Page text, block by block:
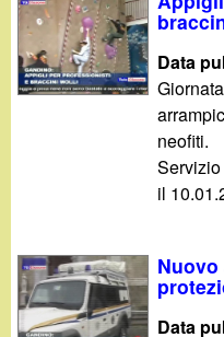
Data
neofiti.
il
Data